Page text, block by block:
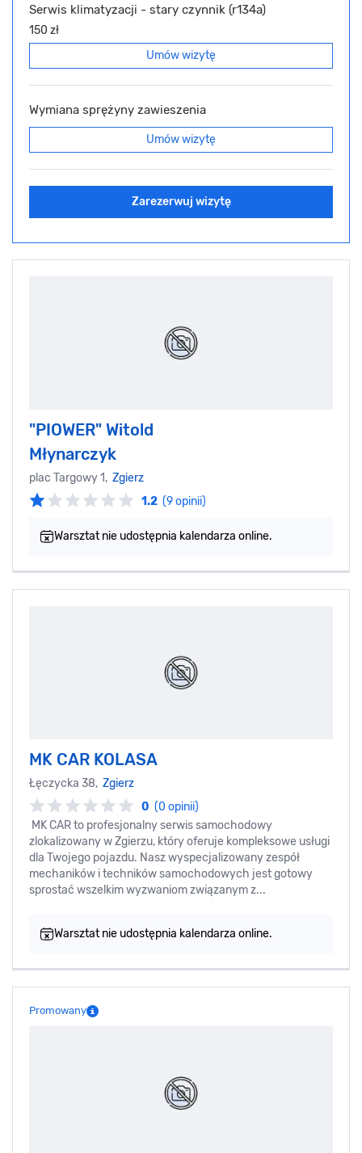
Serwis klimatyzacji - stary czynnik (r134a)
150 zł
Umów wizytę
Wymiana sprężyny zawieszenia
Umów wizytę
Zarezerwuj wizytę
"PIOWER" Witold
Młynarczyk
plac Targowy 1, Zgierz
1.2 (9 opinii)
Warsztat nie udostępnia kalendarza online.
MK CAR KOLASA
Łęczycka 38, Zgierz
0 (0 opinii)
MK CAR to profesjonalny serwis samochodowy
zlokalizowany w Zgierzu, który oferuje kompleksowe usługi
dla Twojego pojazdu. Nasz wyspecjalizowany zespół
mechaników i techników samochodowych jest gotowy
sprostać wszelkim wyzwaniom związanym z...
Warsztat nie udostępnia kalendarza online.
Promowany